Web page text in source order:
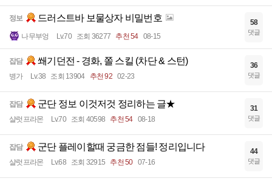
정보 드러스트바 보물상자 비밀번호
나무부엉 Lv.70 조회 36277 추천 54 08-15
58
댓글
잡담 쐐기던전 - 경화, 쫄 스킬 (차단 & 스턴)
병가 Lv.38 조회 13904 추천 92 02-23
36
댓글
잡담 군단 정보 이것저것 정리하는 글★
샬럿프라몬 Lv.70 조회 40598 추천 54 08-18
31
댓글
잡담 군단 플레이할때 궁금한 점들! 정리입니다
샬럿프라몬 Lv.68 조회 32915 추천 50 07-16
44
댓글